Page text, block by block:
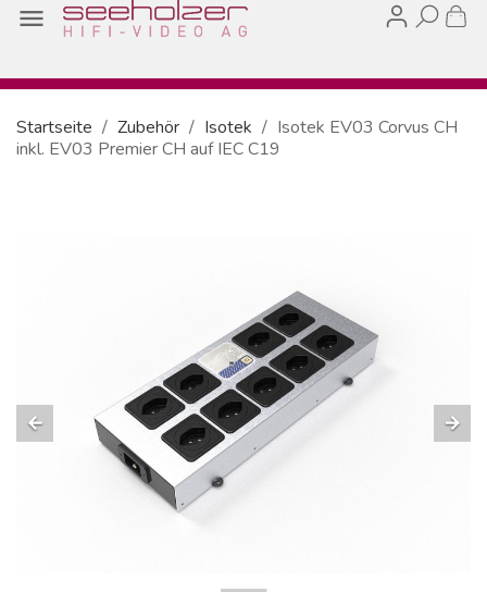

Startseite Zubehör Isotek
Isotek EV03 Corvus CH
inkl. EV03 Premier CH auf IEC C19
arrow_back arrow_forward